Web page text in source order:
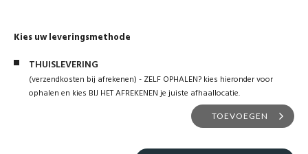
Kies uw leveringsmethode
THUISLEVERING
(verzendkosten bij afrekenen) - ZELF OPHALEN? kies hieronder voor
ophalen en kies BIJ HET AFREKENEN je juiste afhaallocatie.
TOEVOEGEN